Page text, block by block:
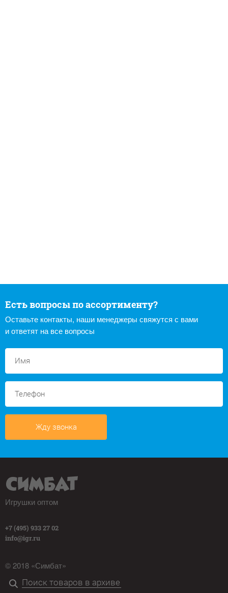
Есть вопросы по ассортименту?
Оставьте контакты, наши менеджеры свяжутся с вами
и ответят на все вопросы
Жду звонка
Игрушки оптом
+7 (495) 933 27 02
info@igr.ru
© 2018 «Симбат»